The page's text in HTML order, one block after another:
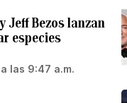
Jeff Bezos lanzan
especies
las 9:47 a.m.